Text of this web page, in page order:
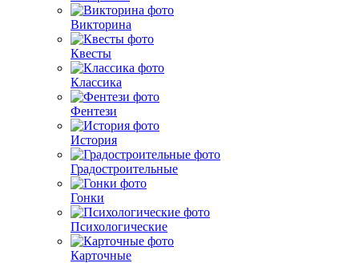
Викторина
Квесты
Классика
Фентези
История
Градостроительные
Гонки
Психологические
Карточные